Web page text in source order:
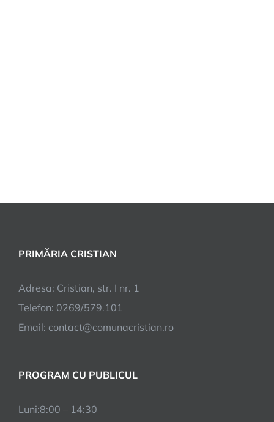
PRIMĂRIA CRISTIAN
Adresa: Cristian, str. I nr. 1
Telefon: 0269/579.101
Email: contact@comunacristian.ro
PROGRAM CU PUBLICUL
Luni:8:00 – 14:30